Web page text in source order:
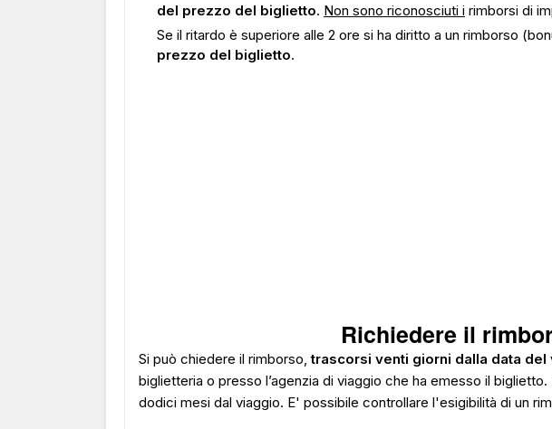
del prezzo del biglietto. Non sono riconosciuti i rimborsi di
Se il ritardo è superiore alle 2 ore si ha diritto a un rimborso
prezzo del biglietto.
Richiedere il
Si può chiedere il rimborso, trascorsi venti giorni dalla data del
biglietteria o presso l’agenzia di viaggio che ha emesso il
dodici mesi dal viaggio. E' possibile controllare l'esigibilità di un